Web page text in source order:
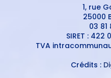
1, rue
25000
03 81
SIRET : 422
TVA
Crédits :